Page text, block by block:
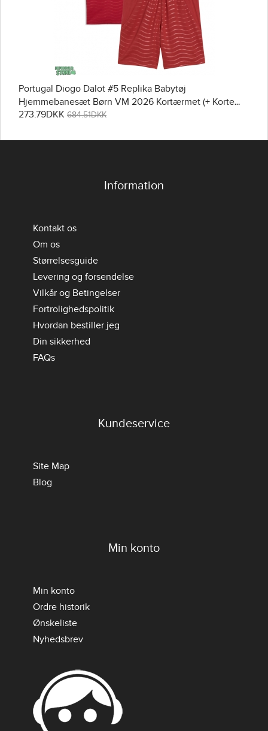
Portugal Diogo Dalot #5 Replika Babytøj
Hjemmebanesæt Børn VM 2026 Kortærmet (+ Korte
bukser)
273.79DKK 684.51DKK
Information
Kontakt os
Om os
Størrelsesguide
Levering og forsendelse
Vilkår og Betingelser
Fortrolighedspolitik
Hvordan bestiller jeg
Din sikkerhed
FAQs
Kundeservice
Site Map
Blog
Min konto
Min konto
Ordre historik
Ønskeliste
Nyhedsbrev